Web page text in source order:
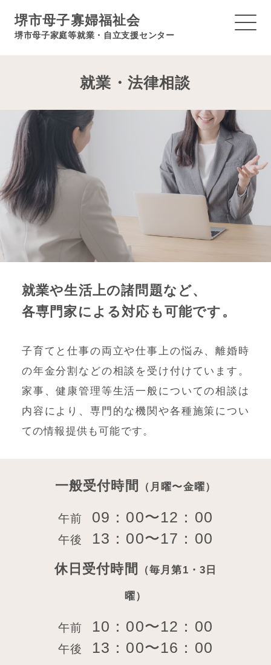
堺市母子寡婦福祉会
堺市母子家庭等就業・自立支援センター
就業・法律相談
就業や生活上の諸問題など、
各専門家による対応も可能です。
子育てと仕事の両立や仕事上の悩み、離婚時
の年金分割などの相談を受け付けています。
家事、健康管理等生活一般についての相談は
内容により、専門的な機関や各種施策につい
ての情報提供も可能です。
一般受付時間 （月曜〜金曜）
午前 09：00〜12：00
午後 13：00〜17：00
休日受付時間 （毎月第1・3日
曜）
午前 10：00〜12：00
午後 13：00〜16：00